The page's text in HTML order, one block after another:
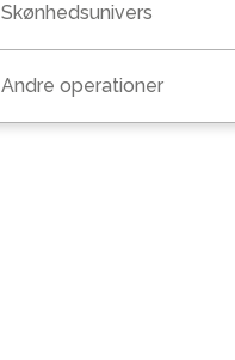
Skønhedsunivers
Andre operationer